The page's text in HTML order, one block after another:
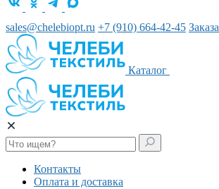
sales@chelebiopt.ru +7 (910) 664-42-45
Каталог
Контакты
Оплата и доставка